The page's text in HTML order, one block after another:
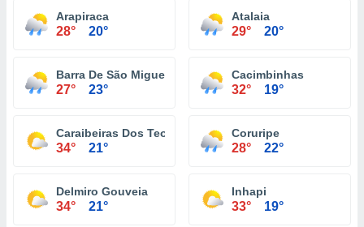
Arapiraca
28° 20°
Atalaia
29° 20°
Barra De São Miguel
27° 23°
Cacimbinhas
32° 19°
Caraibeiras Dos Teodósios
34° 21°
Coruripe
28° 22°
Delmiro Gouveia
34° 21°
Inhapi
33° 19°